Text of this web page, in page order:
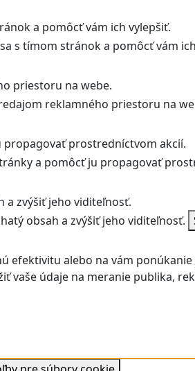
a pomôcť vám ich vylepšiť.
s tímom stránok a pomôcť vám
priestoru na webe.
reklamného priestoru na
prostredníctvom akcií.
a pomôcť ju propagovať
a zvýšiť jeho viditeľnosť.
obsah a zvýšiť jeho viditeľnosť.
efektivitu alebo na vám
vaše údaje na meranie publika,